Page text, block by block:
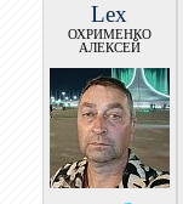
Lex
ОХРИМЕНКО
АЛЕКСЕЙ